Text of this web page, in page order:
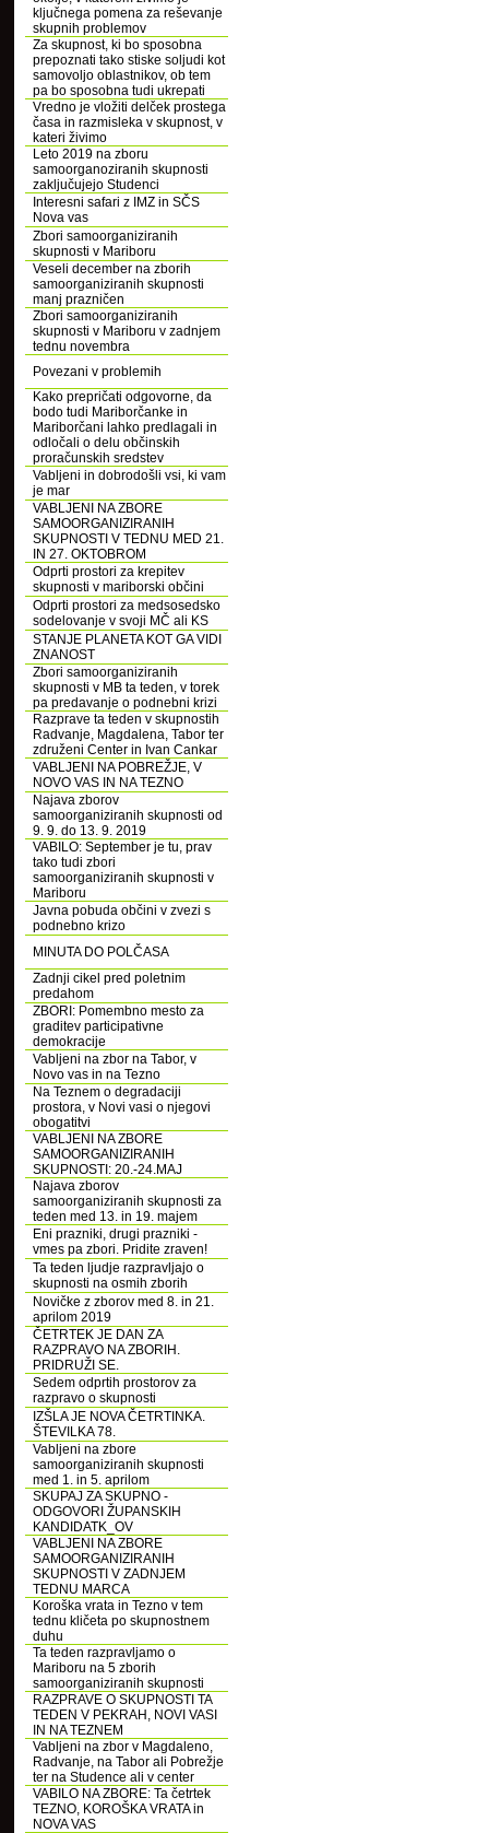
ključnega pomena za reševanje
skupnih problemov
Za skupnost, ki bo sposobna
prepoznati tako stiske soljudi kot
samovoljo oblastnikov, ob tem
pa bo sposobna tudi ukrepati
Vredno je vložiti delček prostega
časa in razmisleka v skupnost, v
kateri živimo
Leto 2019 na zboru
samoorganoziranih skupnosti
zaključujejo Studenci
Interesni safari z IMZ in SČS
Nova vas
Zbori samoorganiziranih
skupnosti v Mariboru
Veseli december na zborih
samoorganiziranih skupnosti
manj prazničen
Zbori samoorganiziranih
skupnosti v Mariboru v zadnjem
tednu novembra
Povezani v problemih
Kako prepričati odgovorne, da
bodo tudi Mariborčanke in
Mariborčani lahko predlagali in
odločali o delu občinskih
proračunskih sredstev
Vabljeni in dobrodošli vsi, ki vam
je mar
VABLJENI NA ZBORE
SAMOORGANIZIRANIH
SKUPNOSTI V TEDNU MED 21.
IN 27. OKTOBROM
Odprti prostori za krepitev
skupnosti v mariborski občini
Odprti prostori za medsosedsko
sodelovanje v svoji MČ ali KS
STANJE PLANETA KOT GA VIDI
ZNANOST
Zbori samoorganiziranih
skupnosti v MB ta teden, v torek
pa predavanje o podnebni krizi
Razprave ta teden v skupnostih
Radvanje, Magdalena, Tabor ter
združeni Center in Ivan Cankar
VABLJENI NA POBREŽJE, V
NOVO VAS IN NA TEZNO
Najava zborov
samoorganiziranih skupnosti od
9. 9. do 13. 9. 2019
VABILO: September je tu, prav
tako tudi zbori
samoorganiziranih skupnosti v
Mariboru
Javna pobuda občini v zvezi s
podnebno krizo
MINUTA DO POLČASA
Zadnji cikel pred poletnim
predahom
ZBORI: Pomembno mesto za
graditev participativne
demokracije
Vabljeni na zbor na Tabor, v
Novo vas in na Tezno
Na Teznem o degradaciji
prostora, v Novi vasi o njegovi
obogatitvi
VABLJENI NA ZBORE
SAMOORGANIZIRANIH
SKUPNOSTI: 20.-24.MAJ
Najava zborov
samoorganiziranih skupnosti za
teden med 13. in 19. majem
Eni prazniki, drugi prazniki -
vmes pa zbori. Pridite zraven!
Ta teden ljudje razpravljajo o
skupnosti na osmih zborih
Novičke z zborov med 8. in 21.
aprilom 2019
ČETRTEK JE DAN ZA
RAZPRAVO NA ZBORIH.
PRIDRUŽI SE.
Sedem odprtih prostorov za
razpravo o skupnosti
IZŠLA JE NOVA ČETRTINKA.
ŠTEVILKA 78.
Vabljeni na zbore
samoorganiziranih skupnosti
med 1. in 5. aprilom
SKUPAJ ZA SKUPNO -
ODGOVORI ŽUPANSKIH
KANDIDATK_OV
VABLJENI NA ZBORE
SAMOORGANIZIRANIH
SKUPNOSTI V ZADNJEM
TEDNU MARCA
Koroška vrata in Tezno v tem
tednu kličeta po skupnostnem
duhu
Ta teden razpravljamo o
Mariboru na 5 zborih
samoorganiziranih skupnosti
RAZPRAVE O SKUPNOSTI TA
TEDEN V PEKRAH, NOVI VASI
IN NA TEZNEM
Vabljeni na zbor v Magdaleno,
Radvanje, na Tabor ali Pobrežje
ter na Studence ali v center
VABILO NA ZBORE: Ta četrtek
TEZNO, KOROŠKA VRATA in
NOVA VAS